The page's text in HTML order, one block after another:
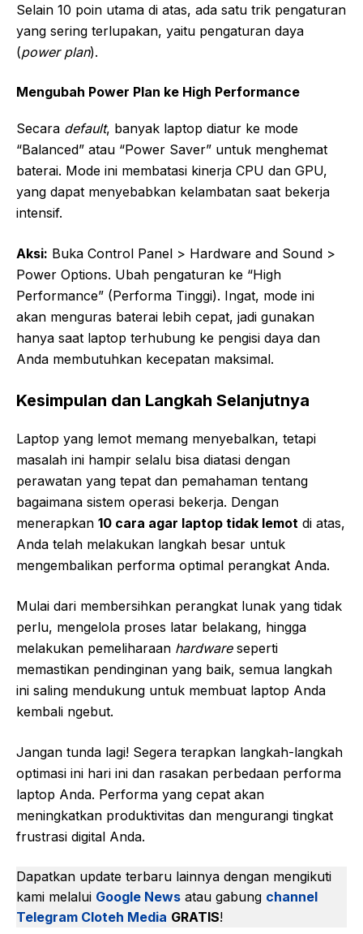
Selain 10 poin utama di atas, ada satu trik pengaturan
yang sering terlupakan, yaitu pengaturan daya
(power plan).
Mengubah Power Plan ke High Performance
Secara default, banyak laptop diatur ke mode
“Balanced” atau “Power Saver” untuk menghemat
baterai. Mode ini membatasi kinerja CPU dan GPU,
yang dapat menyebabkan kelambatan saat bekerja
intensif.
Aksi: Buka Control Panel > Hardware and Sound >
Power Options. Ubah pengaturan ke “High
Performance” (Performa Tinggi). Ingat, mode ini
akan menguras baterai lebih cepat, jadi gunakan
hanya saat laptop terhubung ke pengisi daya dan
Anda membutuhkan kecepatan maksimal.
Kesimpulan dan Langkah Selanjutnya
Laptop yang lemot memang menyebalkan, tetapi
masalah ini hampir selalu bisa diatasi dengan
perawatan yang tepat dan pemahaman tentang
bagaimana sistem operasi bekerja. Dengan
menerapkan 10 cara agar laptop tidak lemot di atas,
Anda telah melakukan langkah besar untuk
mengembalikan performa optimal perangkat Anda.
Mulai dari membersihkan perangkat lunak yang tidak
perlu, mengelola proses latar belakang, hingga
melakukan pemeliharaan hardwareseperti
memastikan pendinginan yang baik, semua langkah
ini saling mendukung untuk membuat laptop Anda
kembali ngebut.
Jangan tunda lagi! Segera terapkan langkah-langkah
optimasi ini hari ini dan rasakan perbedaan performa
laptop Anda. Performa yang cepat akan
meningkatkan produktivitas dan mengurangi tingkat
frustrasi digital Anda.
Dapatkan update terbaru lainnya dengan mengikuti
kami melalui Google News atau gabung channel
Telegram Cloteh Media GRATIS!